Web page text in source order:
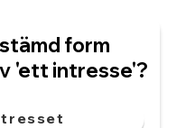
form
'ett intresse'?